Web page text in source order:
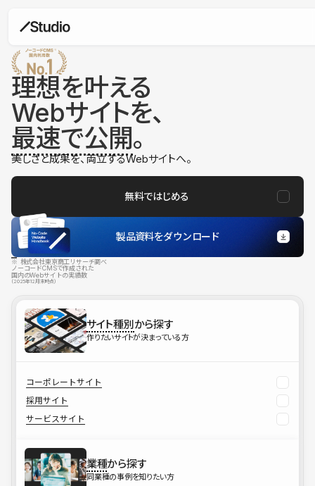
理想を叶える
Webサイトを、
最速で公開。
美しさと成果を、両立するWebサイトへ。
無料ではじめる
製品資料をダウンロード
※ 株式会社東京商工リサーチ調べ
ノーコードCMSで作成された
国内のWebサイトの実績数
（2025年12月末時点）
サイト種別から探す
作りたいサイトが決まっている方
コーポレートサイト
採用サイト
サービスサイト
業種から探す
同業種の事例を知りたい方